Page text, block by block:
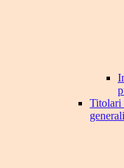
Titolari